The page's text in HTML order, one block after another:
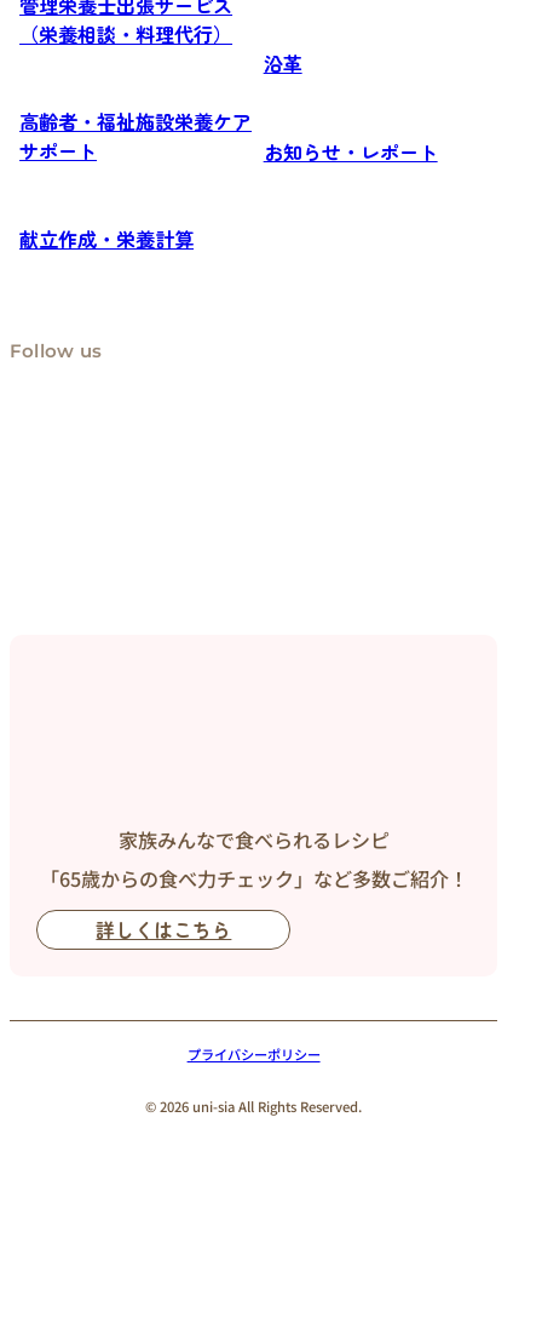
（栄養相談・料理代行）
高齢者・福祉施設栄養ケア
サポート
献立作成・栄養計算
沿革
お知らせ・レポート
Follow us
家族みんなで食べられるレシピ
「65歳からの食べ力チェック」など多数ご紹介！
詳しくはこちら
プライバシーポリシー
© 2026 uni-sia All Rights Reserved.